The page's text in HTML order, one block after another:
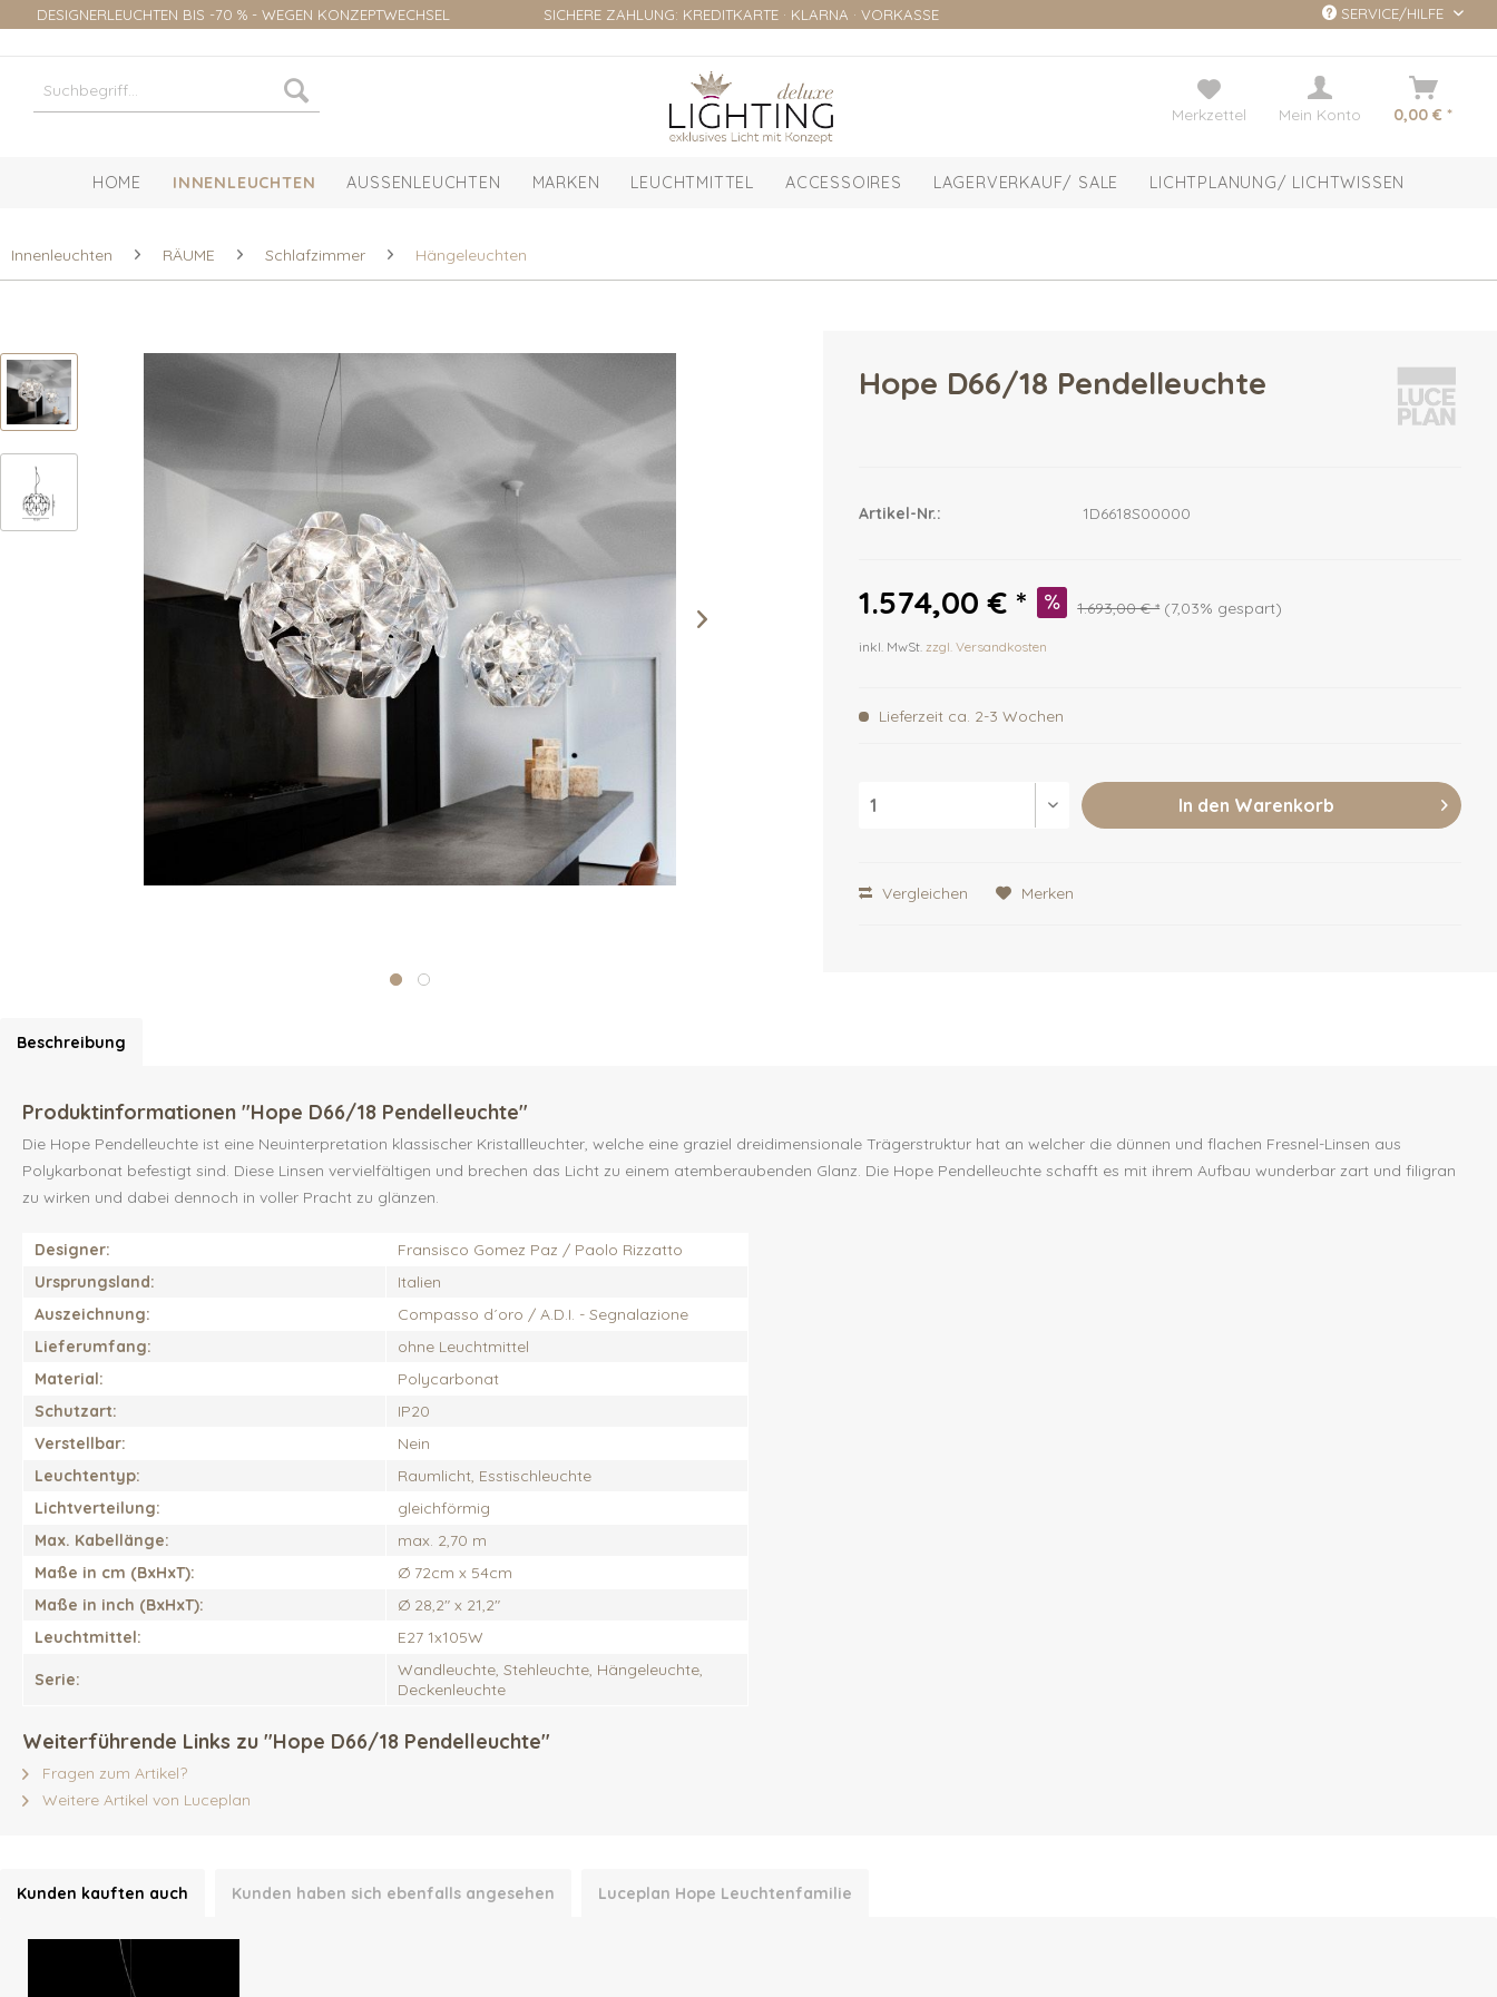
DESIGNERLEUCHTEN BIS -70 % - WEGEN KONZEPTWECHSEL SICHERE ZAHLUNG: KREDITKARTE · KLARNA · VORKASSE SERVICE/HILFE
Merkzettel Mein Konto 0,00 € *
HOME INNENLEUCHTEN AUSSENLEUCHTEN MARKEN LEUCHTMITTEL ACCESSOIRES LAGERVERKAUF/ SALE LICHTPLANUNG/ LICHTWISSEN
Innenleuchten RÄUME Schlafzimmer Hängeleuchten
Hope D66/18 Pendelleuchte
Artikel-Nr.: 1D6618S00000
1.574,00 € * 1.693,00 € * (7,03% gespart)
inkl. MwSt. zzgl. Versandkosten
Lieferzeit ca. 2-3 Wochen
In den Warenkorb
Vergleichen Merken
Beschreibung
Produktinformationen "Hope D66/18 Pendelleuchte"
Die Hope Pendelleuchte ist eine Neuinterpretation klassischer Kristallleuchter, welche eine graziel dreidimensionale Trägerstruktur hat an welcher die dünnen und flachen Fresnel-Linsen aus
Polykarbonat befestigt sind. Diese Linsen vervielfältigen und brechen das Licht zu einem atemberaubenden Glanz. Die Hope Pendelleuchte schafft es mit ihrem Aufbau wunderbar zart und filigran
zu wirken und dabei dennoch in voller Pracht zu glänzen.
Designer:
Fransisco Gomez Paz / Paolo Rizzatto
Ursprungsland:
Italien
Auszeichnung:
Compasso d´oro / A.D.I. - Segnalazione
Lieferumfang:
ohne Leuchtmittel
Material:
Polycarbonat
Schutzart:
IP20
Verstellbar:
Nein
Leuchtentyp:
Raumlicht, Esstischleuchte
Lichtverteilung:
gleichförmig
Max. Kabellänge:
max. 2,70 m
Maße in cm (BxHxT):
Ø 72cm x 54cm
Maße in inch (BxHxT):
Ø 28,2" x 21,2"
Leuchtmittel:
E27 1x105W
Serie:
Wandleuchte, Stehleuchte, Hängeleuchte,
Deckenleuchte
Weiterführende Links zu "Hope D66/18 Pendelleuchte"
Fragen zum Artikel?
Weitere Artikel von Luceplan
Kunden kauften auch Kunden haben sich ebenfalls angesehen Luceplan Hope Leuchtenfamilie